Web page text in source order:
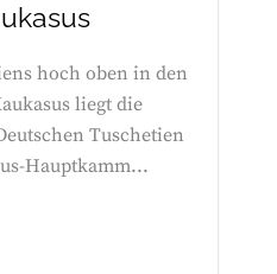
hoch oben in den
liegt die
Tuschetien
Hauptkamm...